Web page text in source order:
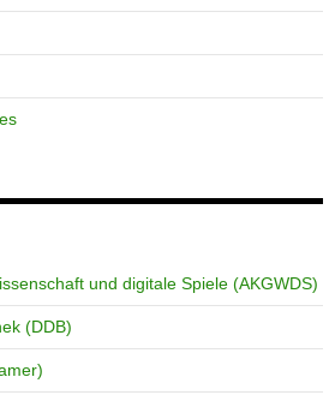
und digitale Spiele (AKGWDS)
(DDB)